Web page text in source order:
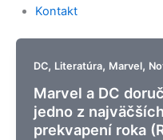
Kontakt
DC, Literatúra, Marvel,
Marvel a DC
jedno z
prekvapení roka